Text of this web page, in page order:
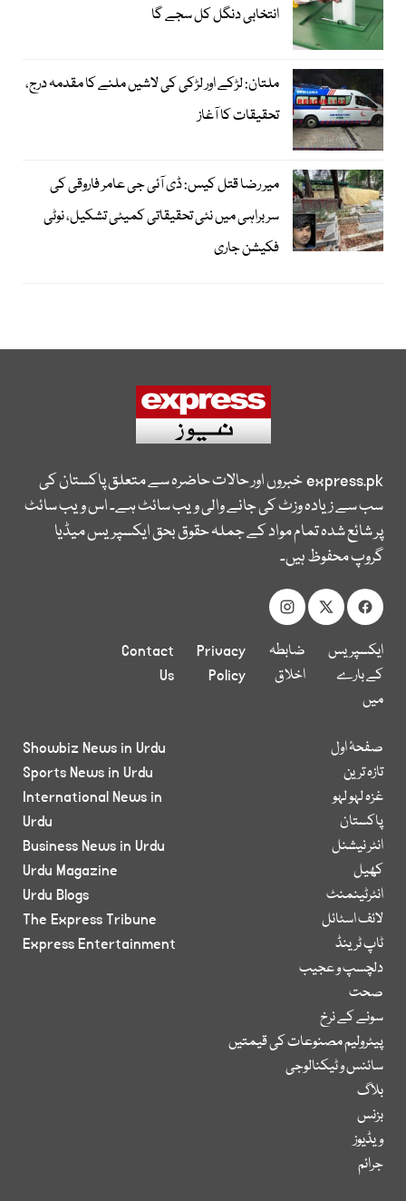
انتخابی دنگل کل سجے گا
ملتان: لڑکے اور لڑکی کی لاشیں ملنے کا مقدمہ درج،
تحقیقات کا آغاز
میر رضا قتل کیس: ڈی آئی جی عامر فاروقی کی
سربراہی میں نئی تحقیقاتی کمیٹی تشکیل، نوٹی
فکیشن جاری
express.pkخبروں اور حالات حاضرہ سے متعلق پاکستان کی
سب سے زیادہ وزٹ کی جانے والی ویب سائٹ ہے۔ اس ویب سائٹ
پر شائع شدہ تمام مواد کے جملہ حقوق بحق ایکسپریس میڈیا
گروپ محفوظ ہیں۔
ایکسپریس
کے بارے
میں
ضابطہ
اخلاق
Privacy
Policy
Contact
Us
صفحۂ اول
تازہ ترین
غزہ لہو لہو
پاکستان
انٹر نیشنل
کھیل
انٹرٹینمنٹ
لائف اسٹائل
ٹاپ ٹرینڈ
دلچسپ و عجیب
صحت
سونے کے نرخ
پیٹرولیم مصنوعات کی قیمتیں
سائنس و ٹیکنالوجی
بلاگ
بزنس
ویڈیوز
جرائم
Showbiz News in Urdu
Sports News in Urdu
International News in
Urdu
Business News in Urdu
Urdu Magazine
Urdu Blogs
The Express Tribune
Express Entertainment